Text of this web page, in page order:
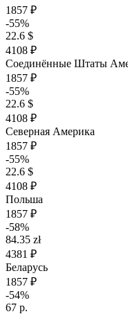
1857 ₽
-55%
22.6 $
4108 ₽
Соединённые Штаты
1857 ₽
-55%
22.6 $
4108 ₽
Северная Америка
1857 ₽
-55%
22.6 $
4108 ₽
Польша
1857 ₽
-58%
84.35 zł
4381 ₽
Беларусь
1857 ₽
-54%
67 р.